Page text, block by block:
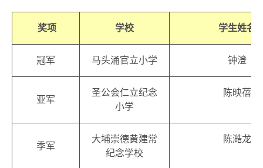
奖项 学校 学生姓名
冠军 马头涌官立小学 钟澄
亚军
圣公会仁立纪念
小学
陈映蓓
季军
大埔崇德黄建常
纪念学校
陈澔龙